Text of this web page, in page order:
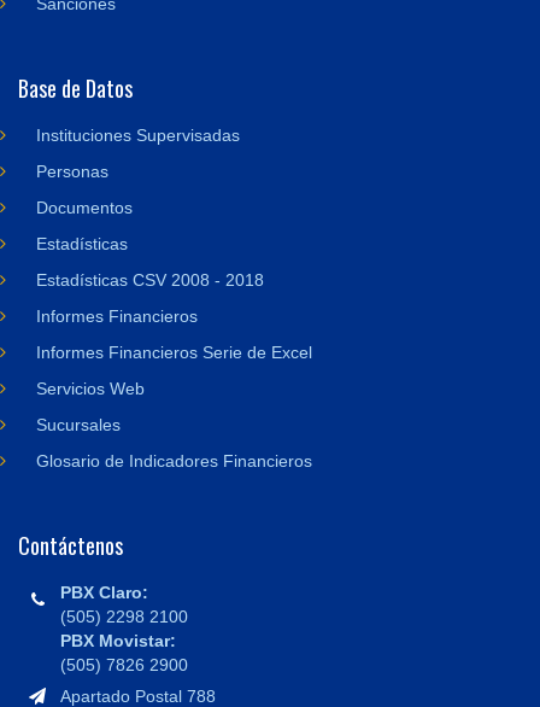
Base de Datos
Instituciones Supervisadas
Personas
Documentos
Estadísticas
Estadísticas CSV 2008 - 2018
Informes Financieros
Informes Financieros Serie de Excel
Servicios Web
Sucursales
Glosario de Indicadores Financieros
Contáctenos
PBX Claro:
(505) 2298 2100
PBX Movistar:
(505) 7826 2900
Apartado Postal 788